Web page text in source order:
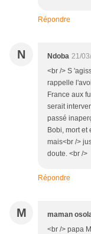
Répondre
N Ndoba 21/
<br /> S
rappelle
France aux
serait
passé
Bobi, mort et
mais<br />
doute. <br />
Répondre
M maman
<br /> papa